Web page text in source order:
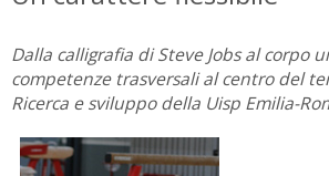
Dalla calligrafia di Steve Jobs al corpo
competenze trasversali al centro del
Ricerca e sviluppo della Uisp Emilia-